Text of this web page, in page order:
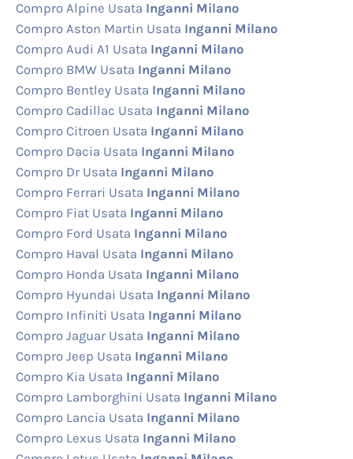
Compro Alpine Usata Inganni Milano
Compro Aston Martin Usata Inganni Milano
Compro Audi A1 Usata Inganni Milano
Compro BMW Usata Inganni Milano
Compro Bentley Usata Inganni Milano
Compro Cadillac Usata Inganni Milano
Compro Citroen Usata Inganni Milano
Compro Dacia Usata Inganni Milano
Compro Dr Usata Inganni Milano
Compro Ferrari Usata Inganni Milano
Compro Fiat Usata Inganni Milano
Compro Ford Usata Inganni Milano
Compro Haval Usata Inganni Milano
Compro Honda Usata Inganni Milano
Compro Hyundai Usata Inganni Milano
Compro Infiniti Usata Inganni Milano
Compro Jaguar Usata Inganni Milano
Compro Jeep Usata Inganni Milano
Compro Kia Usata Inganni Milano
Compro Lamborghini Usata Inganni Milano
Compro Lancia Usata Inganni Milano
Compro Lexus Usata Inganni Milano